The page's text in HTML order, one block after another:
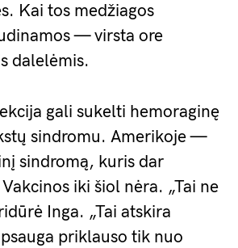
Kai tos medžiagos
— virsta ore
dalelėmis.
gali sukelti hemoraginę
sindromu. Amerikoje —
sindromą, kuris dar
iki šiol nėra. „Tai ne
Inga. „Tai atskira
priklauso tik nuo